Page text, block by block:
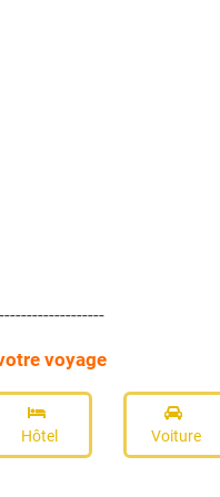
voyage
Hôtel Voiture